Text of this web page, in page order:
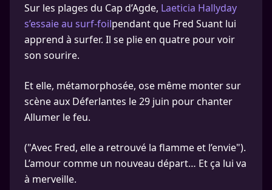
Sur les plages du Cap d’Agde, Laeticia Hallyday
s’essaie au surf-foilpendant que Fred Suant lui
apprend à surfer. Il se plie en quatre pour voir
son sourire.
Et elle, métamorphosée, ose même monter sur
scène aux Déferlantes le 29 juin pour chanter
Allumer le feu.
("Avec Fred, elle a retrouvé la flamme et l’envie").
L’amour comme un nouveau départ… Et ça lui va
à merveille.